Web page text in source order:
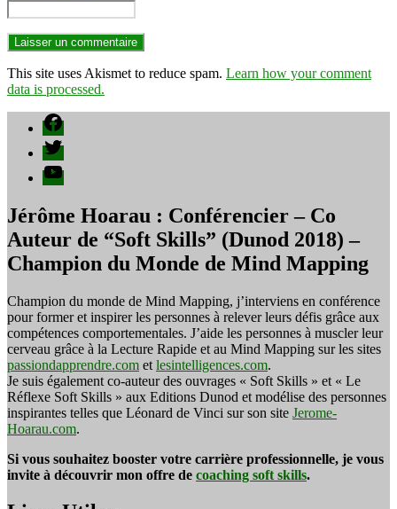
This site uses Akismet to reduce spam. Learn how your comment
data is processed.
Facebook
Twitter
YouTube
Jérôme Hoarau : Conférencier – Co
Auteur de “Soft Skills” (Dunod 2018) –
Champion du Monde de Mind Mapping
Champion du monde de Mind Mapping, j’interviens en conférence
pour former et inspirer les personnes à relever leurs défis grâce aux
compétences comportementales. J’aide les personnes à muscler leur
cerveau grâce à la Lecture Rapide et au Mind Mapping sur les sites
passiondapprendre.com et lesintelligences.com.
Je suis également co-auteur des ouvrages « Soft Skills » et « Le
Réflexe Soft Skills » aux Editions Dunod et modélise des personnes
inspirantes telles que Léonard de Vinci sur son site Jerome-
Hoarau.com.
Si vous souhaitez booster votre carrière professionnelle, je vous
invite à découvrir mon offre de coaching soft skills.